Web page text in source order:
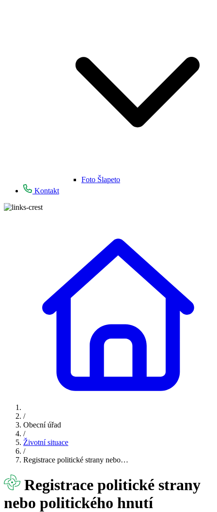
Foto Šlapeto
Kontakt
/
Obecní úřad
/
Životní situace
/
Registrace politické strany nebo…
Registrace politické strany
nebo politického hnutí